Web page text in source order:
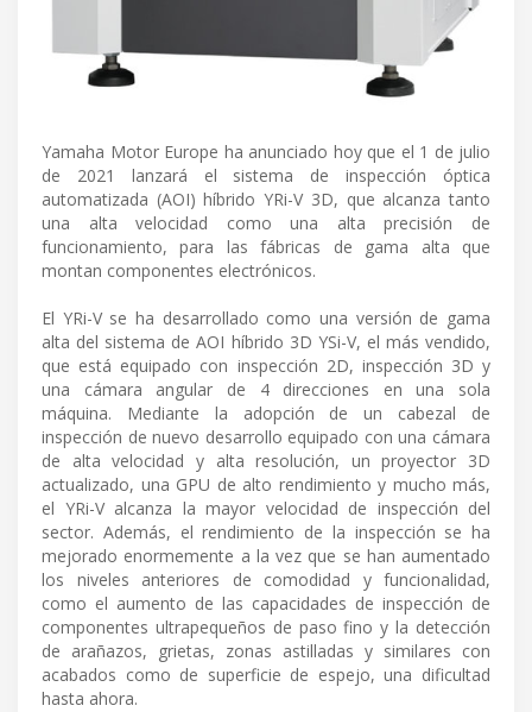
Yamaha Motor Europe ha anunciado hoy que el 1 de julio
de 2021 lanzará el sistema de inspección óptica
automatizada (AOI) híbrido YRi-V 3D, que alcanza tanto
una alta velocidad como una alta precisión de
funcionamiento, para las fábricas de gama alta que
montan componentes electrónicos.
El YRi-V se ha desarrollado como una versión de gama
alta del sistema de AOI híbrido 3D YSi-V, el más vendido,
que está equipado con inspección 2D, inspección 3D y
una cámara angular de 4 direcciones en una sola
máquina. Mediante la adopción de un cabezal de
inspección de nuevo desarrollo equipado con una cámara
de alta velocidad y alta resolución, un proyector 3D
actualizado, una GPU de alto rendimiento y mucho más,
el YRi-V alcanza la mayor velocidad de inspección del
sector. Además, el rendimiento de la inspección se ha
mejorado enormemente a la vez que se han aumentado
los niveles anteriores de comodidad y funcionalidad,
como el aumento de las capacidades de inspección de
componentes ultrapequeños de paso fino y la detección
de arañazos, grietas, zonas astilladas y similares con
acabados como de superficie de espejo, una dificultad
hasta ahora.